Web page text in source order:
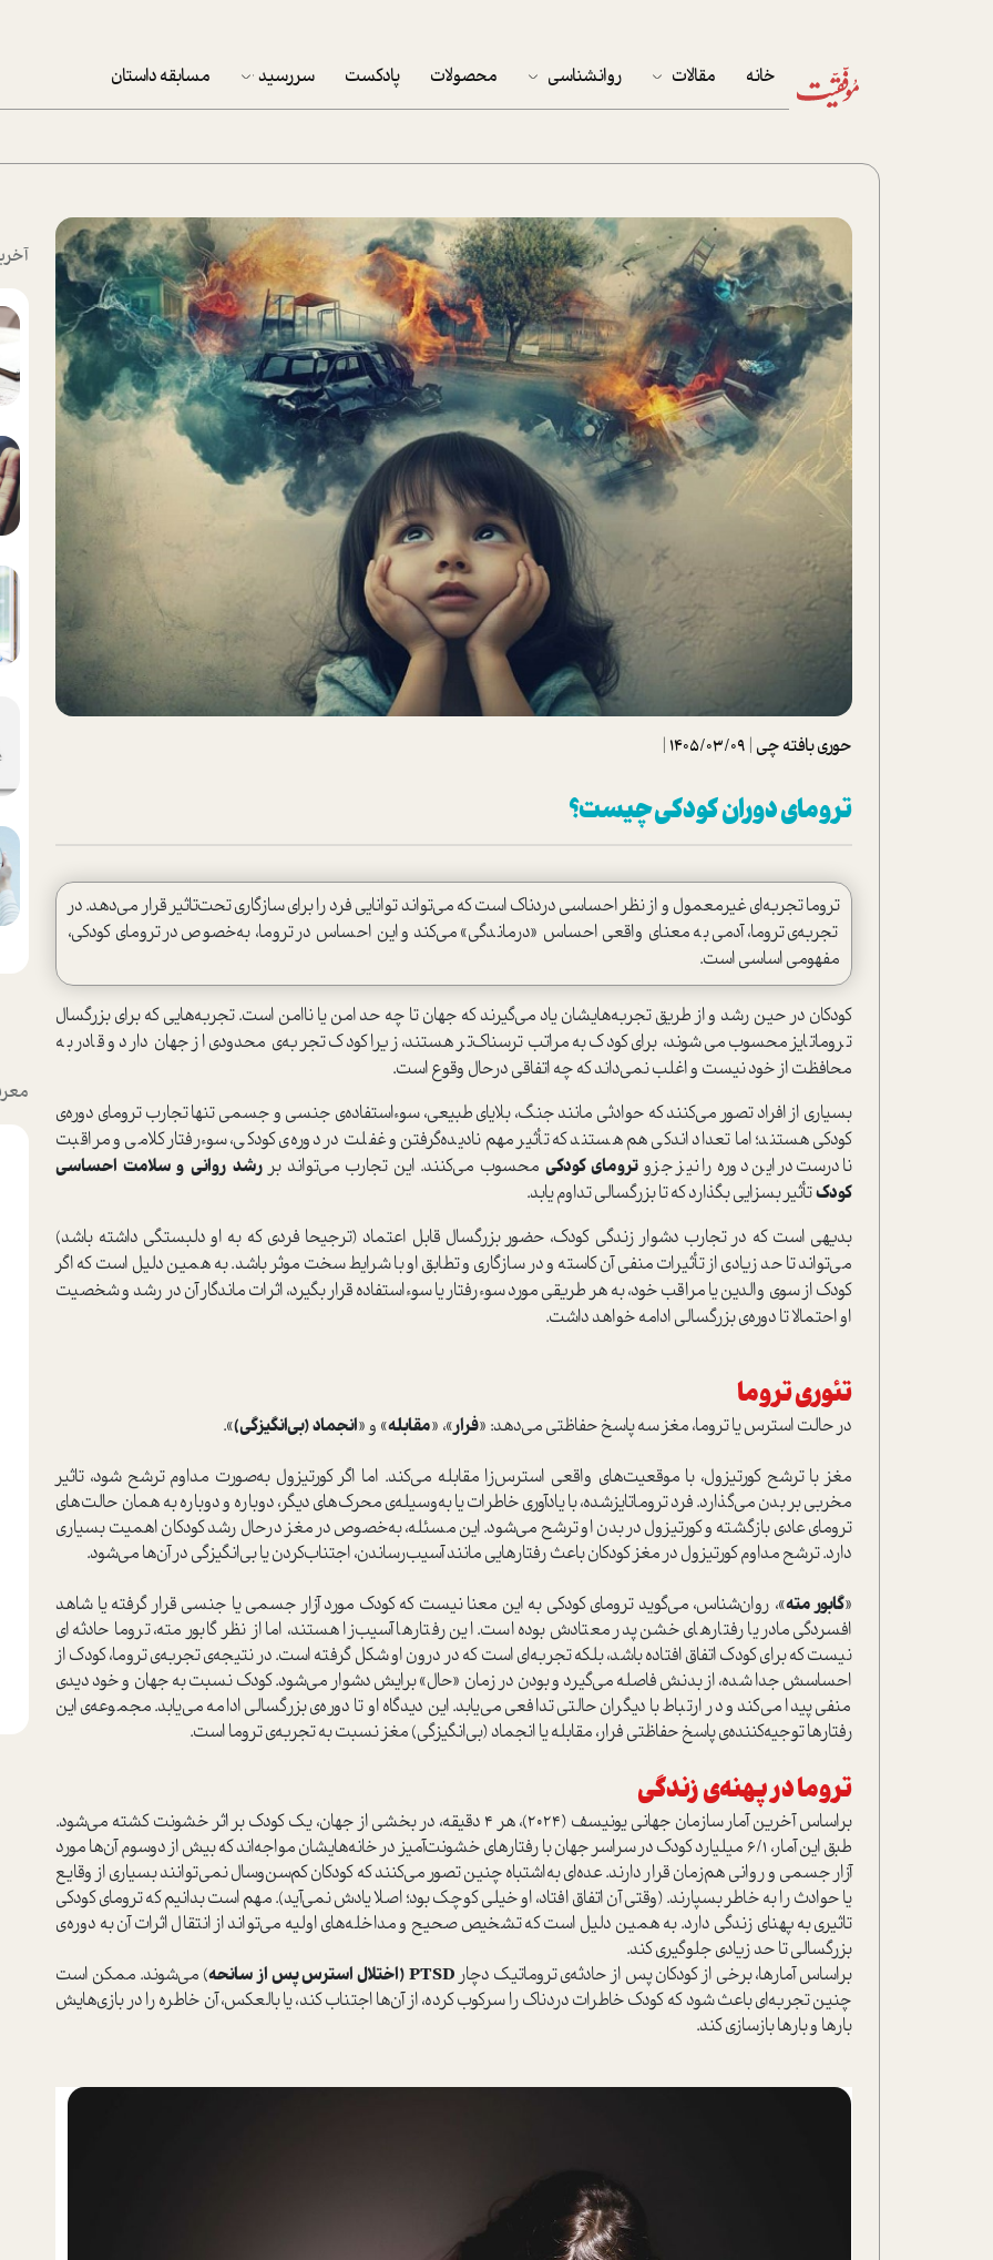
خانه مقالات
پرونده ویژه
زندگی
نوجوان
کار
پلاس
تحلیل فیلم
داستان
روانشناسی محصولات پادکست سررسید
پکيج نوروزي موفقيت
تقویم رومیزی
تقویم دیواری
مسابقه داستان
حوری بافته چی |
1405/03/09
|
ترومای دوران کودکی چیست؟
تروما تجربه‌ای غیر‌معمول و از نظر احساسی دردناک است که می‌تواند توانایی فرد را برای سازگاری تحت‌تاثیر قرار می‌دهد. در
تجربه‌ی تروما، آدمی به معنای واقعی احساس «درماندگی» می‌کند و این احساس در تروما، به‌خصوص در ترومای کودکی،
مفهومی اساسی است.
کودکان در حین رشد و از طریق تجربه‌هایشان یاد می‌گیرند که جهان تا چه حد امن یا نا‌امن است. تجربه‌هایی که برای بزرگسال
تروماتایز محسوب می‌شوند، برای کودک به‌مراتب ترسناک‌تر هستند، زیرا کودک تجربه‌ی محدودی از جهان دارد و قادر به
محافظت از خود نیست و اغلب نمی‌داند که چه اتفاقی درحال وقوع است.
بسیاری از افراد تصور می‌کنند که حوادثی مانند جنگ، بلایای طبیعی، سوءاستفاده‌ی جنسی و جسمی تنها تجارب ترومای دوره‌ی
کودکی هستند؛ اما تعداد اندکی هم هستند که تأثیر مهم نادیده‌گرفتن و غفلت در دوره‌ی کودکی، سوءرفتار کلامی و مراقبت
نادرست در این دوره را نیز جزوترومای کودکی محسوب می‌کنند. این تجارب می‌تواند بررشد روانی و سلامت احساسی
کودکتأثیر بسزایی بگذارد که تا بزرگسالی تداوم یابد.
بدیهی است که در تجارب دشوار زندگی کودک، حضور بزرگسال قابل اعتماد (ترجیحا فردی که به او دلبستگی داشته باشد)
می‌تواند تا حد زیادی از تأثیرات منفی آن کاسته و در سازگاری و تطابق او با شرایط سخت موثر باشد. به همین دلیل است که اگر
کودک از سوی والدین یا مراقب خود، به هر طریقی مورد سوءرفتار یا سوءاستفاده قرار بگیرد، اثرات ماندگار آن در رشد و شخصیت
او احتمالا تا دوره‌ی بزرگسالی ادامه خواهد داشت.
تئوری تروما
در حالت استرس یا تروما، مغز سه پاسخ حفاظتی می‌دهد: «فرار»، «مقابله» و «انجماد (بی‌انگیزگی)».
مغز با ترشح کورتیزول، با موقعیت‌های واقعی استرس‌زا مقابله می‌کند. اما اگر کورتیزول به‌صورت مداوم ترشح شود، تاثیر
مخربی بر بدن می‌گذارد. فرد تروماتایز‌شده، با یادآوری خاطرات یا به‌وسیله‌ی محرک‌های دیگر، دوباره و دوباره به همان حالت‌های
ترومای عادی بازگشته و کورتیزول در بدن او ترشح می‌شود. این مسئله، به‌خصوص در مغز درحال رشد کودکان اهمیت بسیاری
دارد. ترشح مداوم کورتیزول در مغز کودکان باعث رفتارهایی مانند آسیب‌رساندن، اجتناب‌کردن یا بی‌انگیزگی در آن‌ها می‌شود.
«گابور مته»، روان‌شناس، می‌گوید ترومای کودکی به این معنا نیست که کودک مورد آزار جسمی یا جنسی قرار گرفته یا شاهد
افسردگی مادر یا رفتارهای خشن پدر معتادش بوده است. این رفتارها آسیب‌زا هستند، اما از نظر گابور مته، تروما حادثه‌ای
نیست که برای کودک اتفاق افتاده باشد، بلکه تجربه‌ای است که در درون او شکل گرفته است. در نتیجه‌ی تجربه‌ی تروما، کودک از
احساسش جدا شده، از بدنش فاصله می‌گیرد و بودن در زمان «حال» برایش دشوار می‌شود. کودک نسبت به جهان و خود دیدی
منفی پیدا می‌کند و در ارتباط با دیگران حالتی تدافعی می‌یابد. این دیدگاه او تا دوره‌ی بزرگسالی ادامه می‌یابد. مجموعه‌ی این
رفتارها توجیه‌کننده‌ی پاسخ حفاظتی فرار، مقابله یا انجماد (بی‌انگیزگی) مغز نسبت به تجربه‌ی تروما است.
تروما در پهنه‌ی زندگی
براساس آخرین آمار سازمان جهانی یونیسف (2024)، هر 4 دقیقه، در بخشی از جهان، یک کودک بر اثر خشونت کشته می‌شود.
طبق این آمار، 6/1 میلیارد کودک در سراسر جهان با رفتارهای خشونت‌آمیز در خانه‌هایشان مواجه‌اند که بیش از دوسوم آن‌ها مورد
آزار جسمی و روانی هم‌زمان قرار دارند. عده‌ای به‌اشتباه چنین تصور می‌کنند که کودکان کم‌سن‌وسال نمی‌توانند بسیاری از وقایع
یا حوادث را به خاطر بسپارند. (وقتی آن اتفاق افتاد، او خیلی کوچک بود؛ اصلا یادش نمی‌آید). مهم است بدانیم که ترومای کودکی
تاثیری به پهنای زندگی دارد. به همین دلیل است که تشخیص صحیح و مداخله‌های اولیه می‌تواند از انتقال اثرات آن به دوره‌ی
بزرگسالی تا حد زیادی جلوگیری کند.
براساس آمارها، برخی از کودکان پس از حادثه‌ی تروماتیک دچارPTSD (اختلال استرس پس از سانحه
) می‌شوند. ممکن است
چنین تجربه‌ای باعث شود که کودک خاطرات دردناک را سرکوب کرده، از آن‌ها اجتناب کند، یا بالعکس، آن خاطره را در بازی‌هایش
بارها و بارها بازسازی کند.